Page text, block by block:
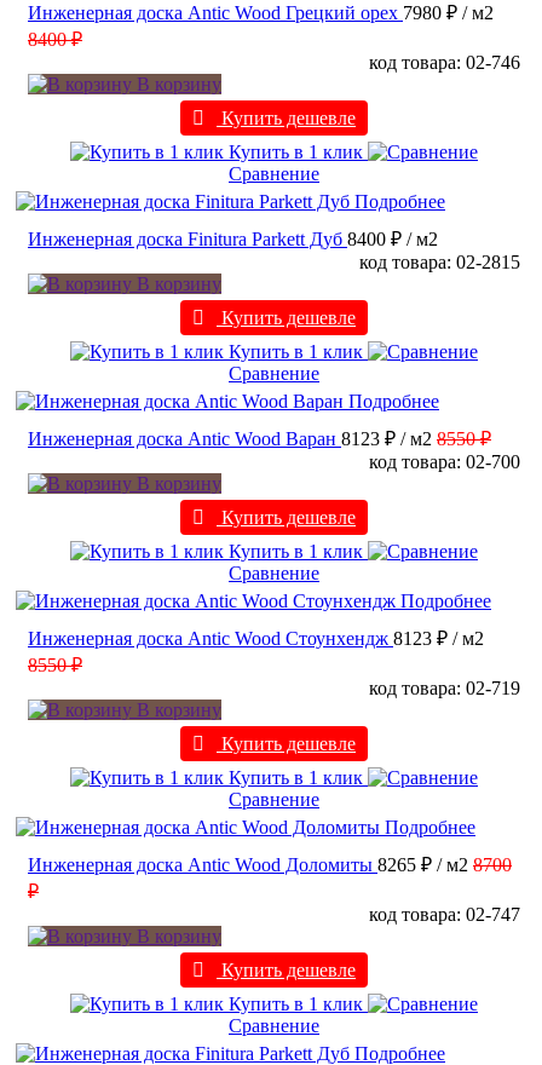
Инженерная доска Antic Wood Грецкий орех 7980 ₽ / м2
8400 ₽
код товара: 02-746
В корзину
Купить дешевле
Купить в 1 клик
Сравнение
Подробнее
Инженерная доска Finitura Parkett Дуб 8400 ₽ / м2
код товара: 02-2815
В корзину
Купить дешевле
Купить в 1 клик
Сравнение
Подробнее
Инженерная доска Antic Wood Варан 8123 ₽ / м2 8550 ₽
код товара: 02-700
В корзину
Купить дешевле
Купить в 1 клик
Сравнение
Подробнее
Инженерная доска Antic Wood Стоунхендж 8123 ₽ / м2
8550 ₽
код товара: 02-719
В корзину
Купить дешевле
Купить в 1 клик
Сравнение
Подробнее
Инженерная доска Antic Wood Доломиты 8265 ₽ / м2 8700
₽
код товара: 02-747
В корзину
Купить дешевле
Купить в 1 клик
Сравнение
Подробнее